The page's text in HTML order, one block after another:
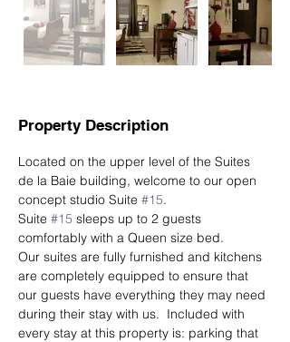
Property Description
Located on the upper level of the Suites
de la Baie building, welcome to our open
concept studio Suite #15.
Suite #15 sleeps up to 2 guests
comfortably with a Queen size bed.
Our suites are fully furnished and kitchens
are completely equipped to ensure that
our guests have everything they may need
during their stay with us.  ​Included with
every stay at this property is: parking that